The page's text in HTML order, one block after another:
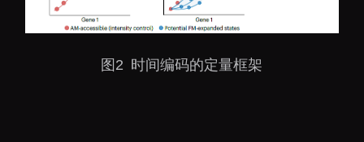
图2 时间编码的定量框架